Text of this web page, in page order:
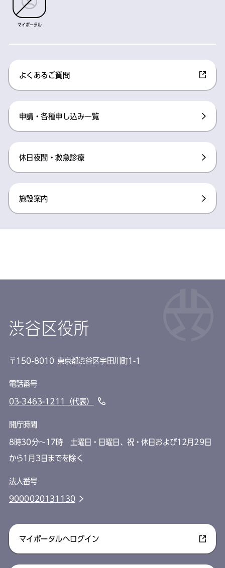
マイポータル
よくあるご質問
申請・各種申し込み一覧
休日夜間・救急診療
施設案内
渋谷区役所
〒150-8010 東京都渋谷区宇田川町1-1
電話番号
03-3463-1211（代表）
開庁時間
8時30分～17時 土曜日・日曜日、祝・休日および12月29日
から1月3日までを除く
法人番号
9000020131130
マイポータルへログイン